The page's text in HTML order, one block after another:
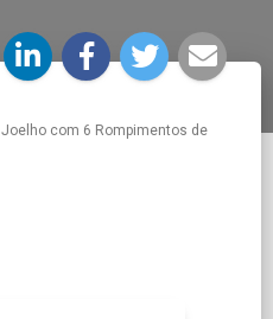
Joelho com 6 Rompimentos de